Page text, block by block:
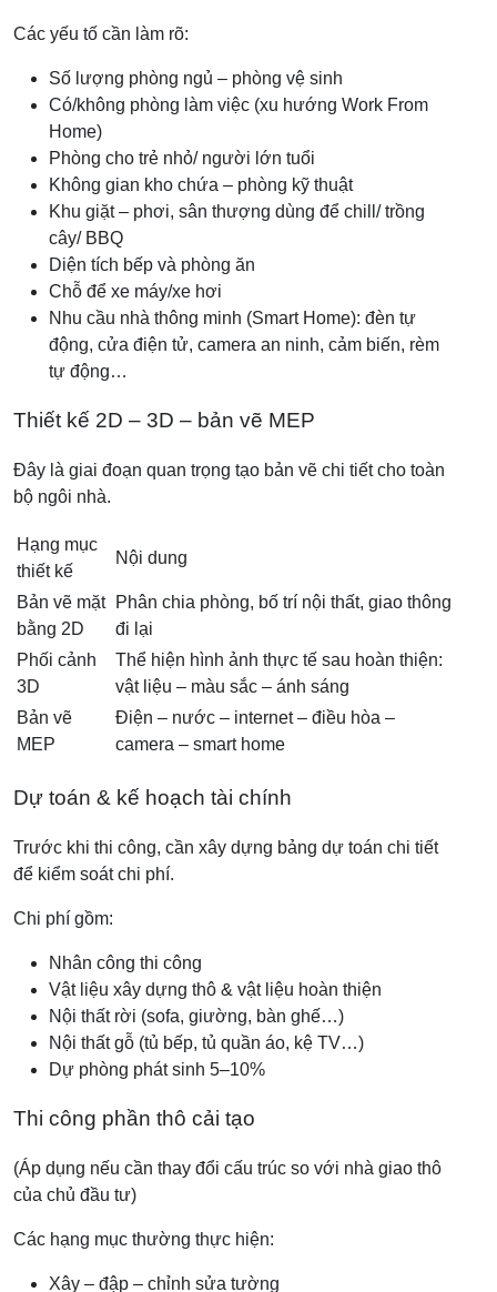
Các yếu tố cần làm rõ:
Số lượng phòng ngủ – phòng vệ sinh
Có/không phòng làm việc (xu hướng Work From
Home)
Phòng cho trẻ nhỏ/ người lớn tuổi
Không gian kho chứa – phòng kỹ thuật
Khu giặt – phơi, sân thượng dùng để chill/ trồng
cây/ BBQ
Diện tích bếp và phòng ăn
Chỗ để xe máy/xe hơi
Nhu cầu nhà thông minh (Smart Home): đèn tự
động, cửa điện tử, camera an ninh, cảm biến, rèm
tự động…
Thiết kế 2D – 3D – bản vẽ MEP
Đây là giai đoạn quan trọng tạo bản vẽ chi tiết cho toàn
bộ ngôi nhà.
Hạng mục
thiết kế
Nội dung
Bản vẽ mặt
bằng 2D
Phân chia phòng, bố trí nội thất, giao thông
đi lại
Phối cảnh
3D
Thể hiện hình ảnh thực tế sau hoàn thiện:
vật liệu – màu sắc – ánh sáng
Bản vẽ
MEP
Điện – nước – internet – điều hòa –
camera – smart home
Dự toán & kế hoạch tài chính
Trước khi thi công, cần xây dựng bảng dự toán chi tiết
để kiểm soát chi phí.
Chi phí gồm:
Nhân công thi công
Vật liệu xây dựng thô & vật liệu hoàn thiện
Nội thất rời (sofa, giường, bàn ghế…)
Nội thất gỗ (tủ bếp, tủ quần áo, kệ TV…)
Dự phòng phát sinh 5–10%
Thi công phần thô cải tạo
(Áp dụng nếu cần thay đổi cấu trúc so với nhà giao thô
của chủ đầu tư)
Các hạng mục thường thực hiện:
Xây – đập – chỉnh sửa tường